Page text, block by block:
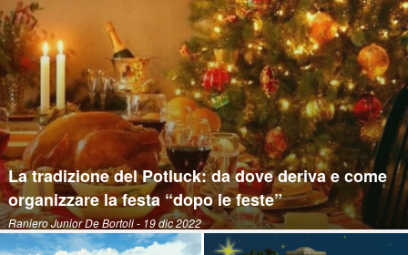
La tradizione del Potluck: da dove deriva e come
organizzare la festa “dopo le feste”
Raniero Junior De Bortoli- 19 dic 2022